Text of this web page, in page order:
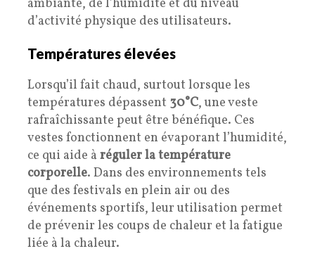
ambiante, de l’humidité et du niveau
d’activité physique des utilisateurs.
Températures élevées
Lorsqu’il fait chaud, surtout lorsque les
températures dépassent 30°C, une veste
rafraîchissante peut être bénéfique. Ces
vestes fonctionnent en évaporant l’humidité,
ce qui aide à réguler la température
corporelle. Dans des environnements tels
que des festivals en plein air ou des
événements sportifs, leur utilisation permet
de prévenir les coups de chaleur et la fatigue
liée à la chaleur.